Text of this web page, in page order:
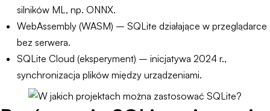
silników ML, np. ONNX.
WebAssembly (WASM) – SQLite działające w przeglądarce
bez serwera.
SQLite Cloud (eksperyment) – inicjatywa 2024 r.,
synchronizacja plików między urządzeniami.